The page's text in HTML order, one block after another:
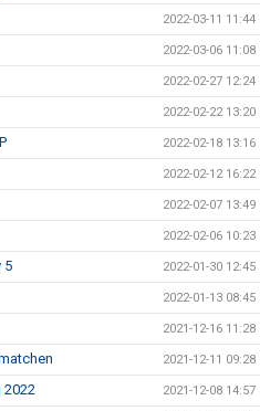
2022-03-11 11:44
2022-03-06 11:08
2022-02-27 12:24
2022-02-22 13:20
2022-02-18 13:16
2022-02-12 16:22
2022-02-07 13:49
2022-02-06 10:23
5 2022-01-30 12:45
2022-01-13 08:45
2021-12-16 11:28
2021-12-11 09:28
2022 2021-12-08 14:57